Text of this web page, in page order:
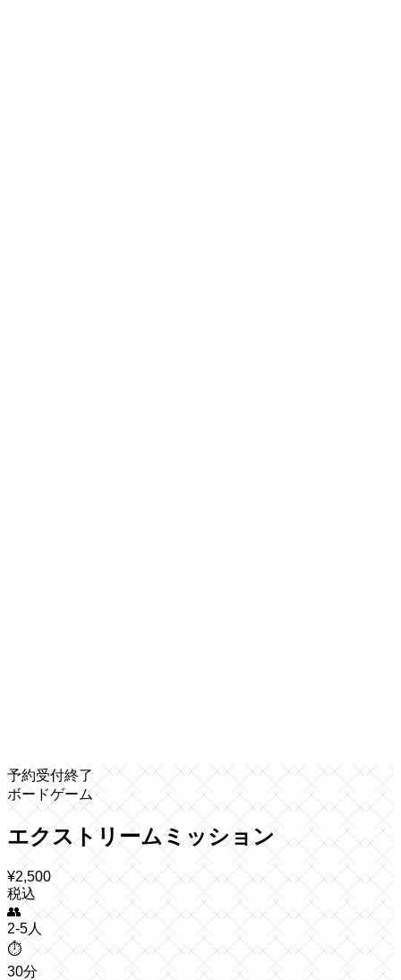
予約受付終了
ボードゲーム
エクストリームミッション
¥2,500
税込
👥
2-5人
⏱️
30分